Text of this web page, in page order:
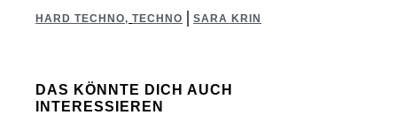
HARD TECHNO, TECHNO SARA KRIN
DAS KÖNNTE DICH AUCH
INTERESSIEREN